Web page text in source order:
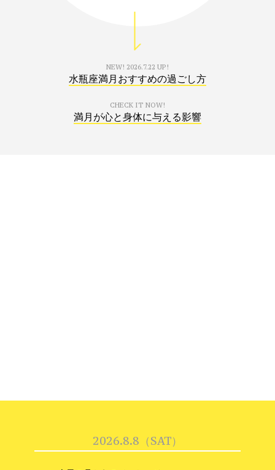
NEW! 2026.7.22 UP!
水瓶座満月おすすめの過ごし方
CHECK IT NOW!
満月が心と身体に与える影響
2026.8.8（SAT）